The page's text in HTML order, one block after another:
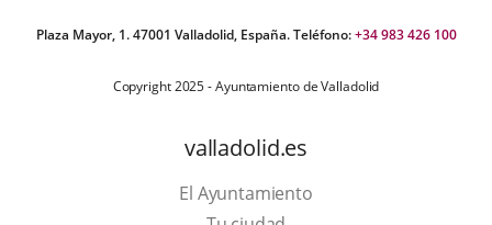
Plaza Mayor, 1. 47001 Valladolid, España. Teléfono:+34 983 426 100
Copyright 2025 - Ayuntamiento de Valladolid
valladolid.es
El Ayuntamiento